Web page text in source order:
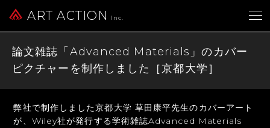
ART ACTION Inc.
論文雑誌「Advanced Materials」のカバー
ピクチャーを制作しました［京都大学］
弊社で制作しました京都大学 草田康平先生のカバーアート
が、 Wiley社が発行する学術雑誌Advanced Materials